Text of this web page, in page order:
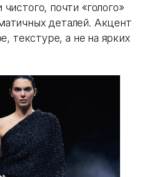
почти «голого»
деталей. Акцент
текстуре, а не на ярких